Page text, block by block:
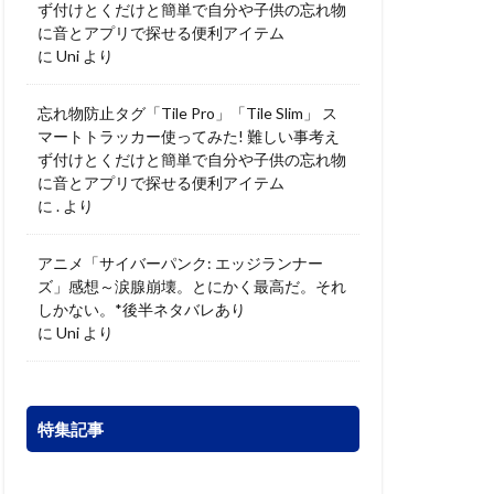
ず付けとくだけと簡単で自分や子供の忘れ物
に音とアプリで探せる便利アイテム
に Uni より
忘れ物防止タグ「Tile Pro」「Tile Slim」 ス
マートトラッカー使ってみた! 難しい事考え
ず付けとくだけと簡単で自分や子供の忘れ物
に音とアプリで探せる便利アイテム
に . より
アニメ「サイバーパンク: エッジランナー
ズ」感想～涙腺崩壊。とにかく最高だ。それ
しかない。*後半ネタバレあり
に Uni より
特集記事